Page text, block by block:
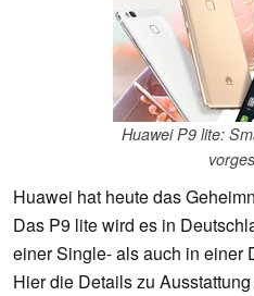
Huawei P9 lite:
Huawei hat heute das
Das P9 lite wird es in
einer Single- als auch in einer
Hier die Details zu